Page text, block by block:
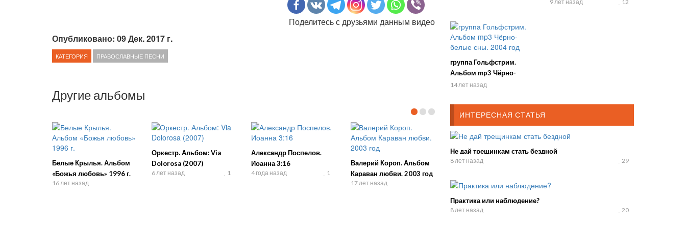
Поделитесь с друзьями данным видео
Опубликовано: 09 Дек. 2017 г.
КАТЕГОРИЯ ПРАВОСЛАВНЫЕ ПЕСНИ
Другие альбомы
Белые Крылья. Альбом
«Божья любовь» 1996 г.
16 лет назад
Оркестр. Альбом: Via
Dolorosa (2007)
6 лет назад 1
Александр Поспелов.
Иоанна 3:16
4 года назад 1
Валерий Короп. Альбом
Караван любви. 2003 год
17 лет назад
9 лет назад 12
группа Гольфстрим.
Альбом mp3 Чёрно-
белые сны. 2004 год
14 лет назад
ИНТЕРЕСНАЯ СТАТЬЯ
Не дай трещинкам стать бездной
8 лет назад 29
Практика или наблюдение?
8 лет назад 20